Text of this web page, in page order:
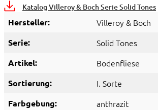
Katalog Villeroy & Boch Serie Solid Tones
Hersteller: Villeroy & Boch
Serie: Solid Tones
Artikel: Bodenfliese
Sortierung: I. Sorte
Farbgebung: anthrazit